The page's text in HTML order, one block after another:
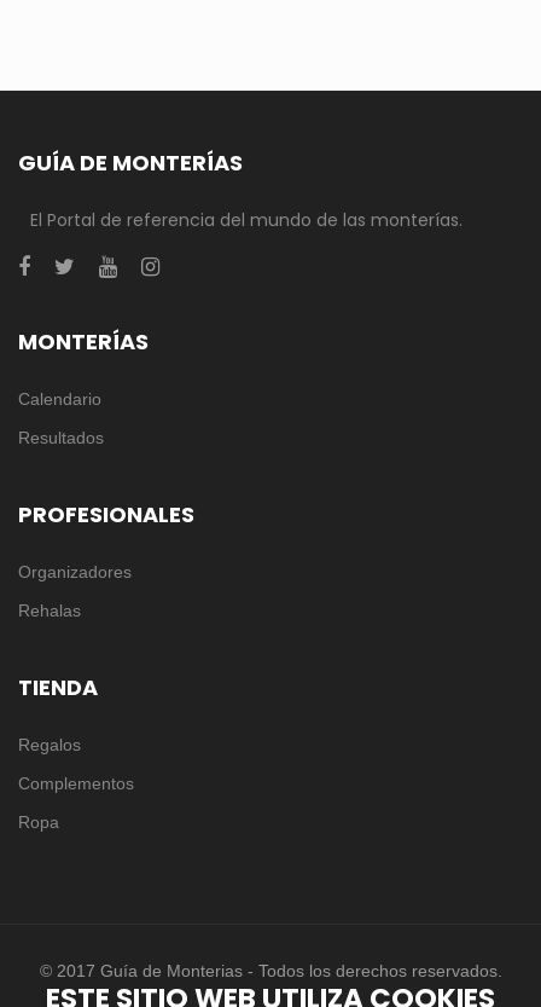
GUÍA DE MONTERÍAS
El Portal de referencia del mundo de las monterías.
MONTERÍAS
Calendario
Resultados
PROFESIONALES
Organizadores
Rehalas
TIENDA
Regalos
Complementos
Ropa
© 2017 Guía de Monterias - Todos los derechos reservados.
ESTE SITIO WEB UTILIZA COOKIES